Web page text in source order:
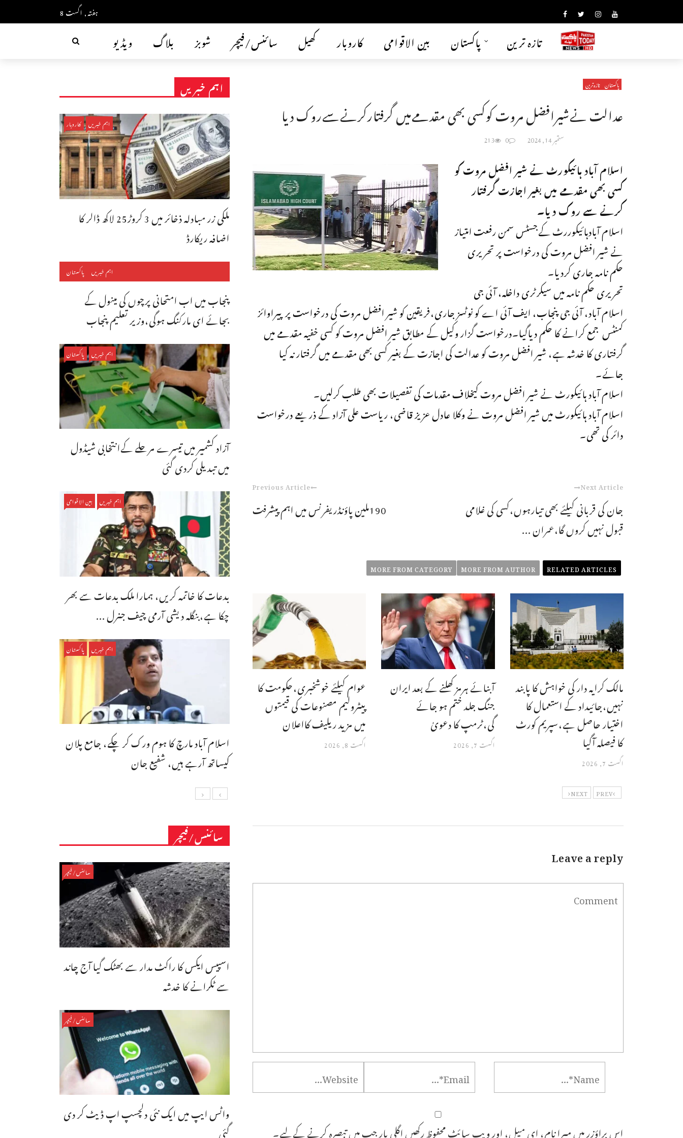
ہفتہ, اگست 8
ویڈیو بلاگ شوبز سائنس/فیچر کھیل کاروبار بین الاقوامی پاکستان تازہ ترین
پاکستان تازہ ترین
عدالت نےشیرافضل مروت کوکسی بھی مقدمےمیں گرفتارکرنےسےروک دیا
ستمبر 14, 2024 0
213
اسلام آباد ہائیکورٹ نے شیر افضل مروت کو
کسی بھی مقدمے میں بغیر اجازت گرفتار
کرنے سے روک دیا۔
اسلام آبادہائیکوررٹ کےجسٹس سمن رفعت امتیاز
نے شیر افضل مروت کی درخواست پر تحریری
حکم نامہ جاری کردیا۔
تحریری حکم نامہ میں سیکرٹری داخلہ، آئی جی
اسلام آباد، آئی جی پنجاب، ایف آئی اے کو نوٹسز جاری،فریقین کو شیر افضل مروت کی درخواست پر پیراوائز
کمنٹس جمع کرانے کا حکم دیاگیا۔درخواست گزار وکیل کے مطابق شیر افضل مروت کو کسی خفیہ مقدمے میں
گرفتاری کا خدشہ ہے، شیر افضل مروت کو عدالت کی اجازت کے بغیر کسی بھی مقدمے میں گرفتار نہ کیا
جائے۔
اسلام آباد ہائیکورٹ نے شیر افضل مروت کیخلاف مقدمات کی تفصیلات بھی طلب کرلیں۔
اسلام آباد ہائیکورٹ میں شیر افضل مروت نے وکلا عادل عزیز قاضی، ریاست علی آزاد کے ذریعے درخواست
دائر کی تھی۔
Previous Article
190ملین پاؤنڈریفرنس میں اہم پیشرفت
Next Article
جان کی قربانی کیلئے بھی تیارہوں،کسی کی غلامی
قبول نہیں کروں گا،عمران ...
RELATED ARTICLES
MORE FROM AUTHOR
MORE FROM CATEGORY
عوام کیلئے خوشخبری،حکومت کا
پیٹرولیم مصنوعات کی قیمتوں
میں مزید ریلیف کااعلان
اگست 8, 2026
آبنائے ہرمز کھلنے کے بعد ایران
جنگ جلد ختم ہو جائے
گی،ٹرمپ کا دعویٰ
اگست 7, 2026
مالک کرایہ دار کی خواہش کا پابند
نہیں،جائیداد کے استعمال کا
اختیار حاصل ہے،سپریم کورٹ
کا فیصلہ آگیا
اگست 7, 2026
PREV
NEXT
Leave a reply
اس براؤزر میں میرا نام، ای میل، اور ویب سائٹ محفوظ رکھیں اگلی بار جب میں تبصرہ کرنے کےلیے۔
اہم خبریں
اہم خبریں کاروبار
ملکی زر مبادلہ ذخائر میں 3 کروڑ25 لاکھ ڈالر کا
اضافہ ریکارڈ
اہم خبریں پاکستان
پنجاب میں اب امتحانی پرچوں کی مینول کے
بجائے ای مارکنگ ہوگی،وزیر تعلیم پنجاب
اہم خبریں پاکستان
آزاد کشمیر میں تیسرے مرحلے کےانتخابی شیڈول
میں تبدیلی کردی گئی
اہم خبریں بین الاقوامی
بدعات کا خاتمہ کریں، ہمارا ملک بدعات سے بھر
چکا ہے،بنگله دیشی آرمی چیف جنرل ...
اہم خبریں پاکستان
اسلام آباد مارچ کا ہوم ورک کر چکے، جامع پلان
کیساتھ آرہے ہیں، شفیع جان
سائنس/فیچر
سائنس/فیچر
اسپیس ایکس کا راکٹ مدار سے بھٹک گیا آج چاند
سے ٹکرانے کا خدشہ
سائنس/فیچر
واٹس ایپ میں ایک نئی دلچسپ اپ ڈیٹ کر دی
گئی